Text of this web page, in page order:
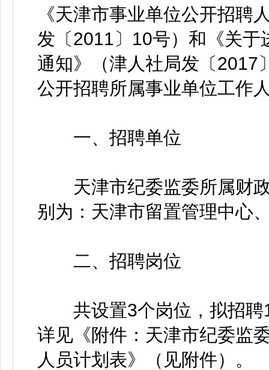
《天津市事业单位公开招聘
发〔2011〕10号）和《关
通知》（津人社局发〔2017
公开招聘所属事业单位工作
一、招聘单位
天津市纪委监委所属财政
别为：天津市留置管理中心
二、招聘岗位
共设置3个岗位，拟招聘
详见《附件：天津市纪委监
人员计划表》（见附件）。